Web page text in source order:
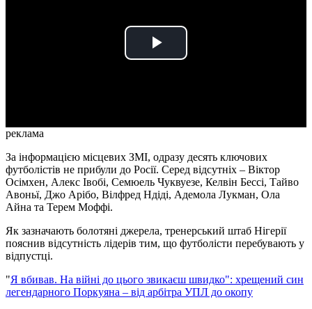
Play
реклама
За інформацією місцевих ЗМІ, одразу десять ключових
футболістів не прибули до Росії. Серед відсутніх – Віктор
Осімхен, Алекс Івобі, Семюель Чуквуезе, Келвін Бессі, Тайво
Авоньї, Джо Арібо, Вілфред Ндіді, Адемола Лукман, Ола
Айна та Терем Моффі.
Як зазначають болотяні джерела, тренерський штаб Нігерії
пояснив відсутність лідерів тим, що футболісти перебувають у
відпустці.
"Я вбивав. На війні до цього звикаєш швидко": хрещений син
легендарного Поркуяна – від арбітра УПЛ до окопу